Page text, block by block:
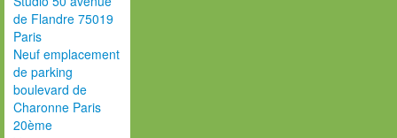
de Flandre 75019
Paris
Neuf emplacement
de parking
boulevard de
Charonne Paris
20ème